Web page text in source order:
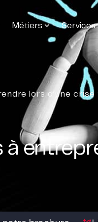
Métiers Services
lors d’une crise